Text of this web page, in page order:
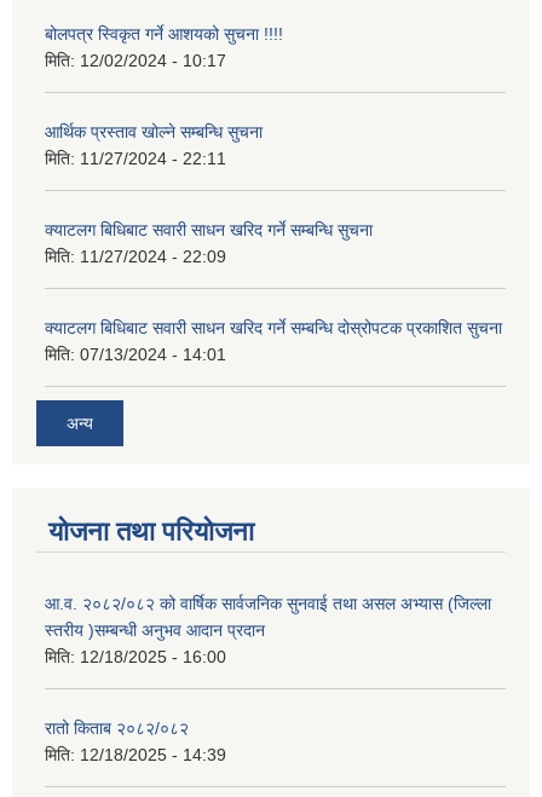
बोलपत्र स्विकृत गर्ने आशयको सुचना !!!!
मिति: 12/02/2024 - 10:17
आर्थिक प्रस्ताव खोल्ने सम्बन्धि सुचना
मिति: 11/27/2024 - 22:11
क्याटलग बिधिबाट सवारी साधन खरिद गर्ने सम्बन्धि सुचना
मिति: 11/27/2024 - 22:09
क्याटलग बिधिबाट सवारी साधन खरिद गर्ने सम्बन्धि दोस्रोपटक प्रकाशित सुचना
मिति: 07/13/2024 - 14:01
अन्य
योजना तथा परियोजना
आ.व. २०८२/०८२ को वार्षिक सार्वजनिक सुनवाई तथा असल अभ्यास (जिल्ला
स्तरीय )सम्बन्धी अनुभव आदान प्रदान
मिति: 12/18/2025 - 16:00
रातो किताब २०८२/०८२
मिति: 12/18/2025 - 14:39